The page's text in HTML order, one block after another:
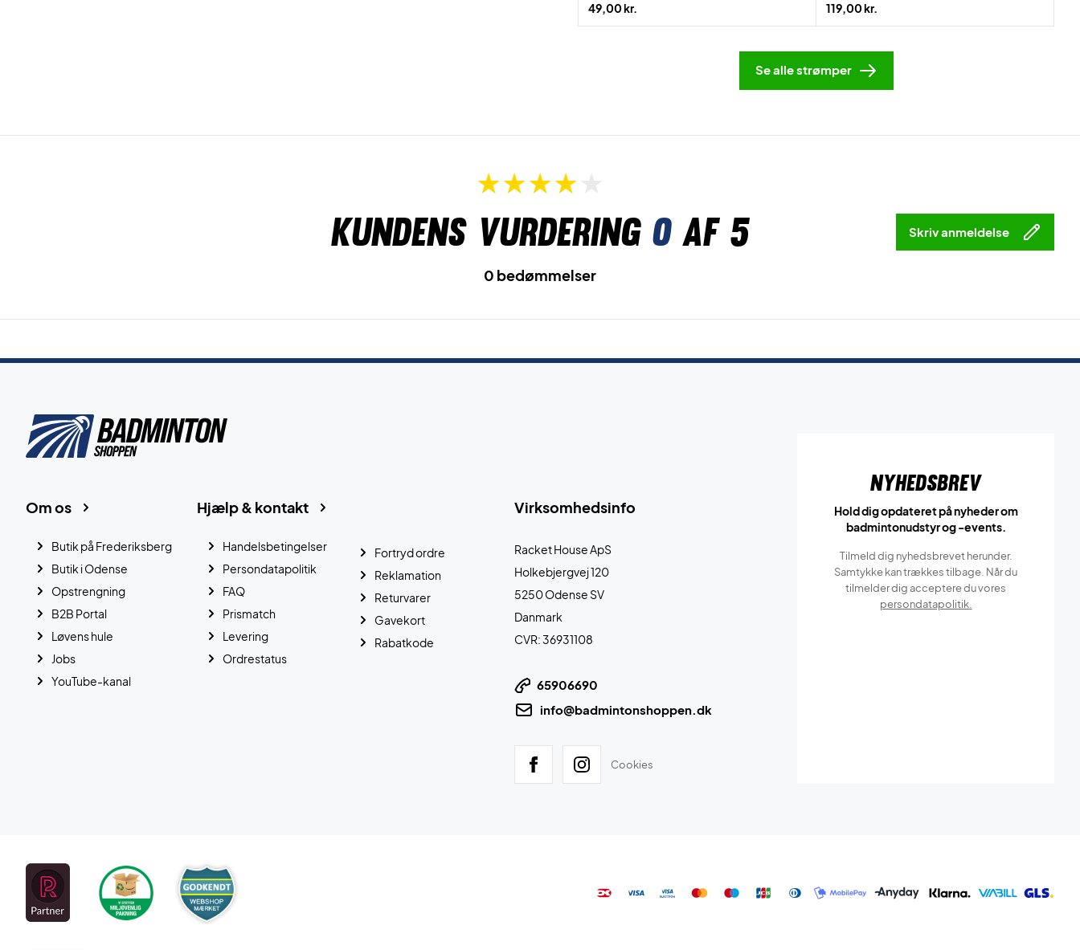
49,00 kr.
119,00 kr.
Se alle strømper
Kundens vurdering 0af 5 Skriv anmeldelse
0 bedømmelser
Virksomhedsinfo
Racket House ApS
Holkebjergvej 120
5250 Odense SV
Danmark
CVR: 36931108
65906690
info@badmintonshoppen.dk
Cookies
Hjælp & kontakt
Handelsbetingelser
Persondatapolitik
FAQ
Prismatch
Levering
Ordrestatus
Fortryd ordre
Reklamation
Returvarer
Gavekort
Rabatkode
Om os
Butik på Frederiksberg
Butik i Odense
Opstrengning
B2B Portal
Løvens hule
Jobs
YouTube-kanal
Nyhedsbrev
Hold dig opdateret på nyheder om
badmintonudstyr og -events.
Tilmeld dig nyhedsbrevet herunder.
Samtykke kan trækkes tilbage. Når du
tilmelder dig acceptere du vores
persondatapolitik.